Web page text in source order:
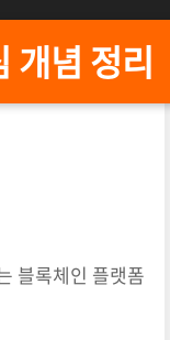
개념 정리
블록체인 플랫폼